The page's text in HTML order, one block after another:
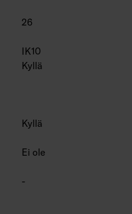
26
IK10
Kyllä
Kyllä
Ei ole
-